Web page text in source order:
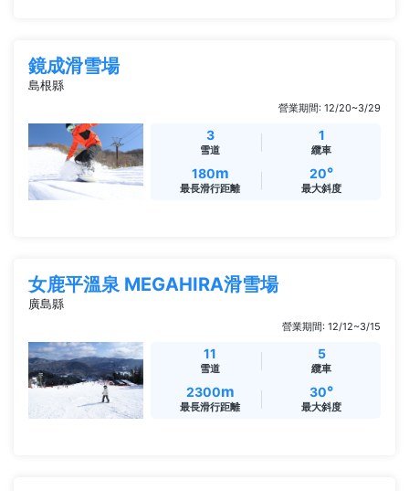
鏡成滑雪場
島根縣
營業期間: 12/20~3/29
3
雪道
1
纜車
180m
最長滑行距離
20°
最大斜度
女鹿平溫泉 MEGAHIRA滑雪場
廣島縣
營業期間: 12/12~3/15
11
雪道
5
纜車
2300m
最長滑行距離
30°
最大斜度